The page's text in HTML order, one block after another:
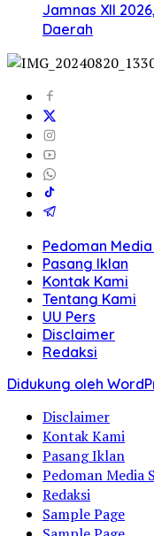
Jamnas XII
Daerah
Pedoman
Pasang Iklan
Kontak Kami
Tentang Kami
UU Pers
Disclaimer
Redaksi
Didukung oleh
Disclaimer
Kontak Kami
Pasang Iklan
Pedoman Media
Redaksi
Sample Page